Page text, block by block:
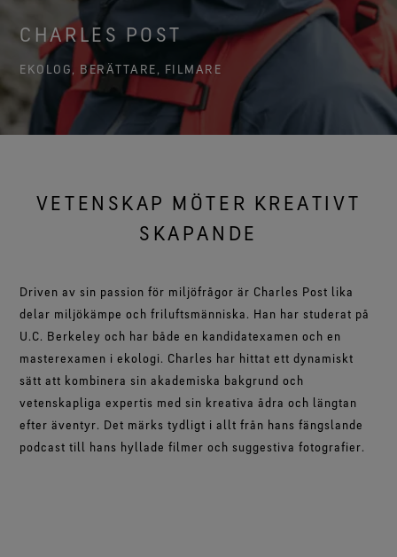
Test av handskar
WINDSTOPPER® kläder by GORE‑TEX LABS®
Fullständig vindtäta. Med mycket god
andningsförmåga.
Se alla teknologier för ytterplagg
Med en passform och känsla som du kommer att älska.
Garanterat vattentäta.
GORE‑TEX® SURROUND® skor
Med god andningsförmåga för dina fötter.
Se alla teknologier för skor och kängor
WINDSTOPPER® stretchhandskar by GORE‑TEX LABS®
Med god passform. Bättre kontroll. Gjorda för att
WINDSTOPPER® handskar by GORE‑TEX LABS®
Fullständigt vindtäta. Med exceptionell komfort.
Ett större åtagande
Varumärkesambassadörer
Hållbart vattenavvisande impregnering (DWR)
Information om lagning
Kontakta oss
Garanti & reklamationer
CHARLES POST
EKOLOG, BERÄTTARE, FILMARE
VETENSKAP MÖTER KREATIVT
SKAPANDE
Driven av sin passion för miljöfrågor är Charles Post lika
delar miljökämpe och friluftsmänniska. Han har studerat på
U.C. Berkeley och har både en kandidatexamen och en
masterexamen i ekologi. Charles har hittat ett dynamiskt
sätt att kombinera sin akademiska bakgrund och
vetenskapliga expertis med sin kreativa ådra och längtan
efter äventyr. Det märks tydligt i allt från hans fängslande
podcast till hans hyllade filmer och suggestiva fotografier.